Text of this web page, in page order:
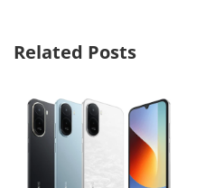
Related Posts